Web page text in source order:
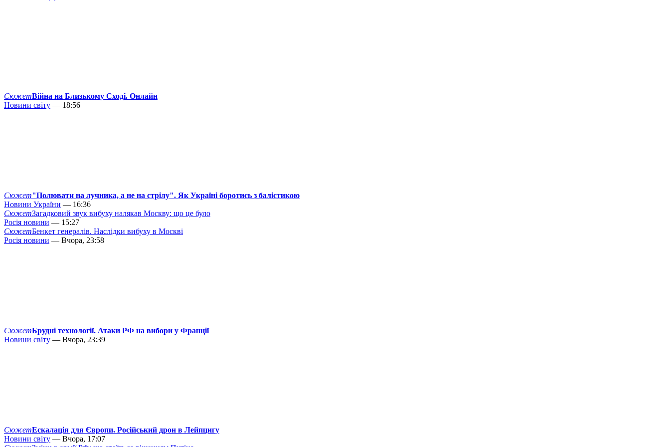
СюжетВійна на Близькому Сході. Онлайн
Новини світу — 18:56
Сюжет"Полювати на лучника, а не на стрілу". Як Україні боротись з балістикою
Новини України — 16:36
СюжетЗагадковий звук вибуху налякав Москву: що це було
Росія новини — 15:27
СюжетБенкет генералів. Наслідки вибуху в Москві
Росія новини — Вчора, 23:58
СюжетБрудні технології. Атаки РФ на вибори у Франції
Новини світу — Вчора, 23:39
СюжетЕскалація для Європи. Російський дрон в Лейпцигу
Новини світу — Вчора, 17:07